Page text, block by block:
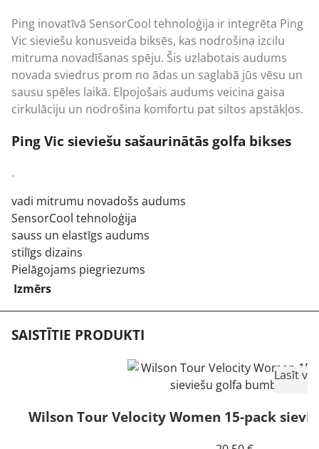
Ping inovatīvā SensorCool tehnoloģija ir integrēta Ping
Vic sieviešu konusveida biksēs, kas nodrošina izcilu
mitruma novadīšanas spēju. Šis uzlabotais audums
novada sviedrus prom no ādas un saglabā jūs vēsu un
sausu spēles laikā. Elpojošais audums veicina gaisa
cirkulāciju un nodrošina komfortu pat siltos apstākļos.
Ping Vic sieviešu sašaurinātās golfa bikses
.
vadi mitrumu novadošs audums
SensorCool tehnoloģija
sauss un elastīgs audums
stilīgs dizains
Pielāgojams piegriezums
Izmērs
SAISTĪTIE PRODUKTI
Lasīt
Wilson Tour Velocity Women 15-pack